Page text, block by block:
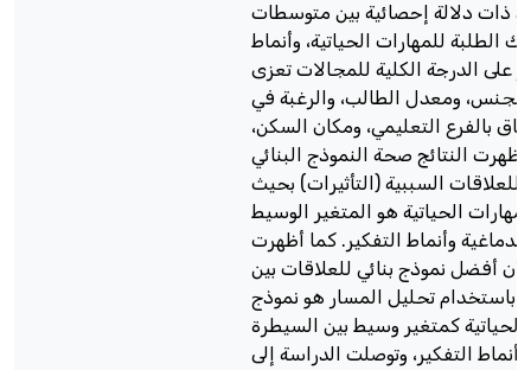
ذات دلالة إحصائية بين متوسطات
الطلبة للمهارات الحياتية، وأنماط
على الدرجة الكلية للمجالات تعزى
ومعدل الطالب، والرغبة في
بالفرع التعليمي، ومكان السكن،
النتائج صحة النموذج البنائي
السببية (التأثيرات) بحيث
الحياتية هو المتغير الوسيط
وأنماط التفكير. كما أظهرت
أن أفضل نموذج بنائي للعلاقات بين
باستخدام تحليل المسار هو نموذج
الحياتية كمتغير وسيط بين السيطرة
وأنماط التفكير، وتوصلت الدراسة إلى